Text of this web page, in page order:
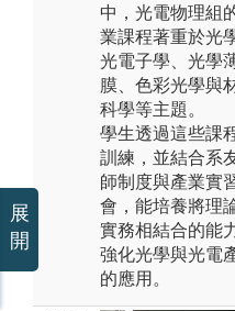
中，光電物理組
業課程著重於光
光電子學、光學
膜、色彩光學與
科學等主題。
學生透過這些課
訓練，並結合系
師制度與產業實
會，能培養將理
實務相結合的能
強化光學與光電
的應用。
展
開